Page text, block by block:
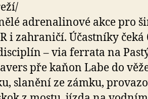
adrenalinové akce pro
i zahraničí. Účastníky čeká
– via ferrata na
pře kaňon Labe do
slanění ze zámku,